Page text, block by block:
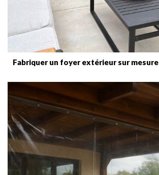
Fabriquer un foyer extérieur sur mesure